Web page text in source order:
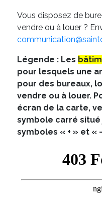
Vous disposez de
vendre ou à louer ?
Légende : Les
pour lesquels une
pour des bureaux,
vendre ou à louer.
écran de la carte,
symbole carré situé
symboles « + » et «